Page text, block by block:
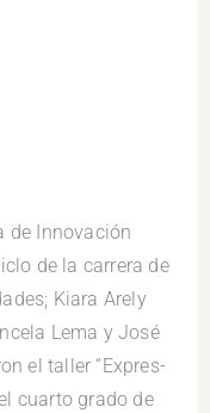
de Innovación
de la carrera de
Kiara Arely
Lema y José
el taller “Expres-
cuarto grado de